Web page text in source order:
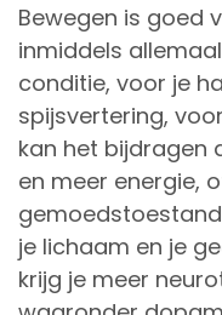
Bewegen is goed
inmiddels
conditie, voor je
spijsvertering,
kan het bijdragen
en meer energie,
je lichaam en je
krijg je meer